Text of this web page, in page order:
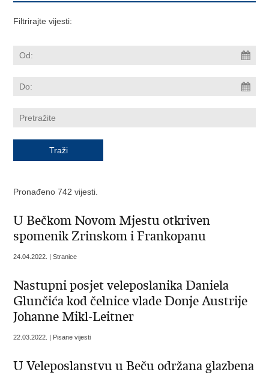
Filtrirajte vijesti:
Pronađeno 742 vijesti.
U Bečkom Novom Mjestu otkriven
spomenik Zrinskom i Frankopanu
24.04.2022. | Stranice
Nastupni posjet veleposlanika Daniela
Glunčića kod čelnice vlade Donje Austrije
Johanne Mikl-Leitner
22.03.2022. | Pisane vijesti
U Veleposlanstvu u Beču održana glazbena